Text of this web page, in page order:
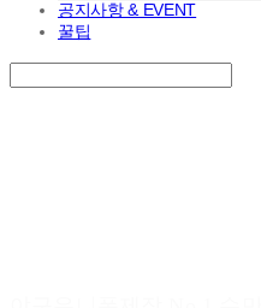
공지사항 & EVENT
꿀팁